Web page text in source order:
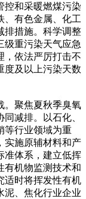
控和采暖燃煤污染
、有色金属、化工
排措施。科学调整
级重污染天气应急
，依法严厉打击不
度及以上污染天数
聚焦夏秋季臭氧
减排。以石化、
等行业领域为重
实施原辅材料和产
准体系，建立低挥
有机物监测技术和
适时将挥发性有机
泥、焦化行业企业